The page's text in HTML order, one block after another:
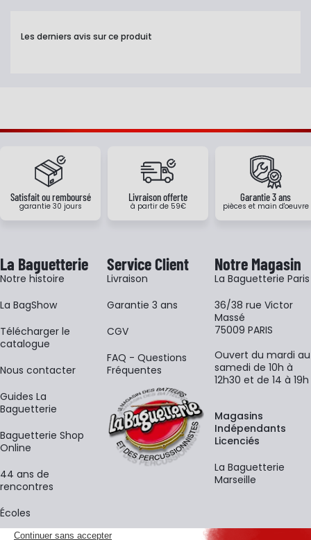
Les derniers avis sur ce produit
Satisfait ou remboursé
garantie 30 jours
Livraison offerte
à partir de 59€
Garantie 3 ans
pièces et main d'oeuvre
La Baguetterie
Notre histoire
La BagShow
​Télécharger le
catalogue
Nous contacter
Guides La
Baguetterie
Baguetterie Shop
Online
44 ans de
rencontres
Écoles
Service Client
Livraison
Garantie 3 ans
CGV
FAQ - Questions
Fréquentes
Notre Magasin
La Baguetterie Paris
36/38 rue Victor
Massé
75009 PARIS
Ouvert du mardi au
samedi de 10h à
12h30 et de 14 à 19h
Magasins
Indépendants
Licenciés
La Baguetterie
Marseille